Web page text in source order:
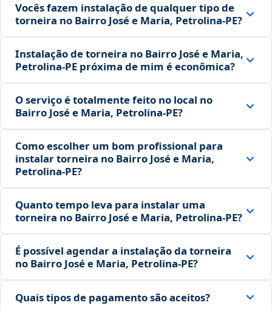
Vocês fazem instalação de qualquer tipo de
torneira no Bairro José e Maria, Petrolina‑PE?
Instalação de torneira no Bairro José e Maria,
Petrolina‑PE próxima de mim é econômica?
O serviço é totalmente feito no local no
Bairro José e Maria, Petrolina‑PE?
Como escolher um bom profissional para
instalar torneira no Bairro José e Maria,
Petrolina‑PE?
Quanto tempo leva para instalar uma
torneira no Bairro José e Maria, Petrolina‑PE?
É possível agendar a instalação da torneira
no Bairro José e Maria, Petrolina‑PE?
Quais tipos de pagamento são aceitos?